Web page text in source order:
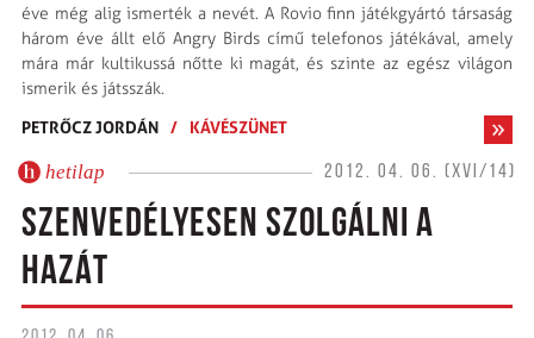
éve még alig ismerték a nevét. A Rovio finn játékgyártó társaság
három éve állt elő Angry Birds című telefonos játékával, amely
mára már kultikussá nőtte ki magát, és szinte az egész világon
ismerik és játsszák.
PETRŐCZ JORDÁN / KÁVÉSZÜNET
hetilap 2012. 04. 06. (XVI/14)
SZENVEDÉLYESEN SZOLGÁLNI A
HAZÁT